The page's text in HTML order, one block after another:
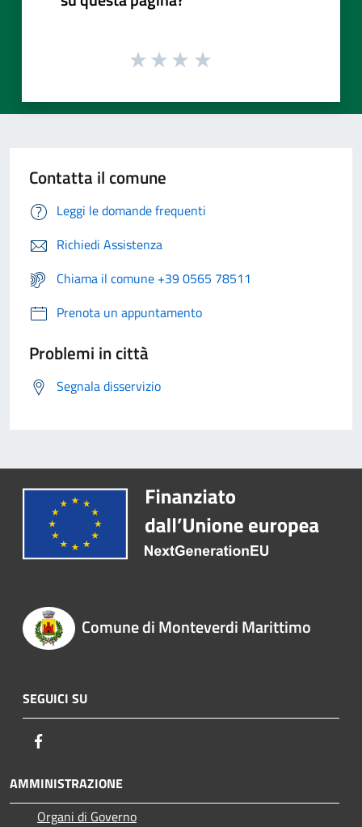
Contatta il comune
Leggi le domande frequenti
Richiedi Assistenza
Chiama il comune +39 0565 78511
Prenota un appuntamento
Problemi in città
Segnala disservizio
Comune di Monteverdi Marittimo
SEGUICI SU
AMMINISTRAZIONE
Organi di Governo